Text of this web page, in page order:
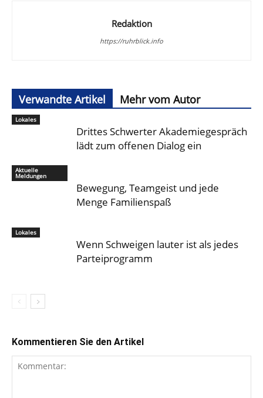
Redaktion
https://ruhrblick.info
Verwandte Artikel Mehr vom Autor
Lokales
Drittes Schwerter Akademiegespräch
lädt zum offenen Dialog ein
Aktuelle
Meldungen
Bewegung, Teamgeist und jede
Menge Familienspaß
Lokales
Wenn Schweigen lauter ist als jedes
Parteiprogramm
Kommentieren Sie den Artikel